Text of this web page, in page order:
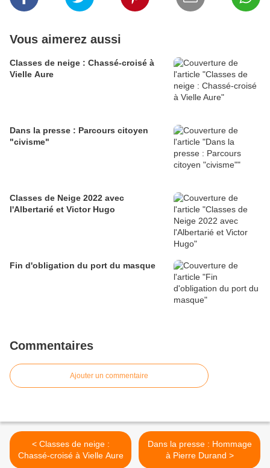
Vous aimerez aussi
Classes de neige : Chassé-croisé à
Vielle Aure
Dans la presse : Parcours citoyen
"civisme"
Classes de Neige 2022 avec
l'Albertarié et Victor Hugo
Fin d'obligation du port du masque
Commentaires
Ajouter un commentaire
< Classes de neige :
Chassé-croisé à Vielle Aure
Dans la presse : Hommage
à Pierre Durand >